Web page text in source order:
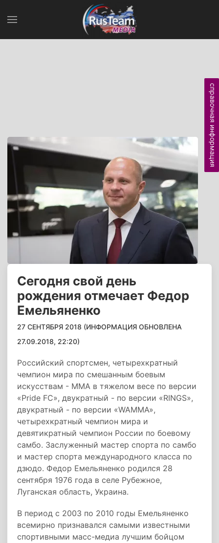
Сегодня свой день
рождения отмечает Федор
Емельяненко
27 СЕНТЯБРЯ 2018 (ИНФОРМАЦИЯ ОБНОВЛЕНА
27.09.2018, 22:20)
Российский спортсмен, четырехкратный
чемпион мира по смешанным боевым
искусствам - ММА в тяжелом весе по версии
«Pride FC», двукратный - по версии «RINGS»,
двукратный - по версии «WAMMA»,
четырехкратный чемпион мира и
девятикратный чемпион России по боевому
самбо. Заслуженный мастер спорта по самбо
и мастер спорта международного класса по
дзюдо. Федор Емельяненко родился 28
сентября 1976 года в селе Рубежное,
Луганская область, Украина.
В период с 2003 по 2010 годы Емельяненко
всемирно признавался самыми известными
спортивными масс-медиа лучшим бойцом
справочная информация